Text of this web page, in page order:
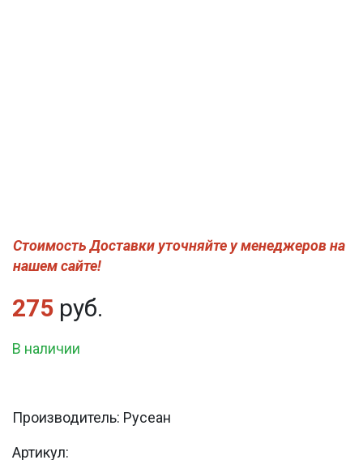
Стоимость Доставки уточняйте у менеджеров на
нашем сайте!
275 руб.
В наличии
Производитель: Русеан
Артикул: